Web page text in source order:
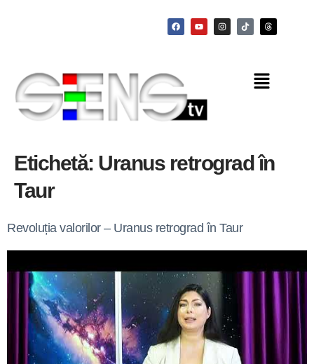
Etichetă: Uranus retrograd în
Taur
Revoluția valorilor – Uranus retrograd în Taur